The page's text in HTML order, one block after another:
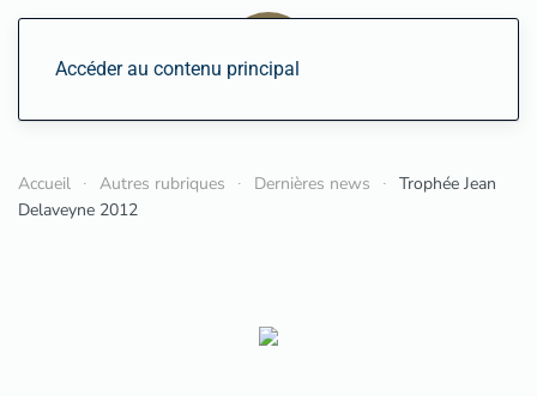
Accéder au contenu principal
Accueil Autres rubriques Dernières news
Trophée Jean
Delaveyne 2012